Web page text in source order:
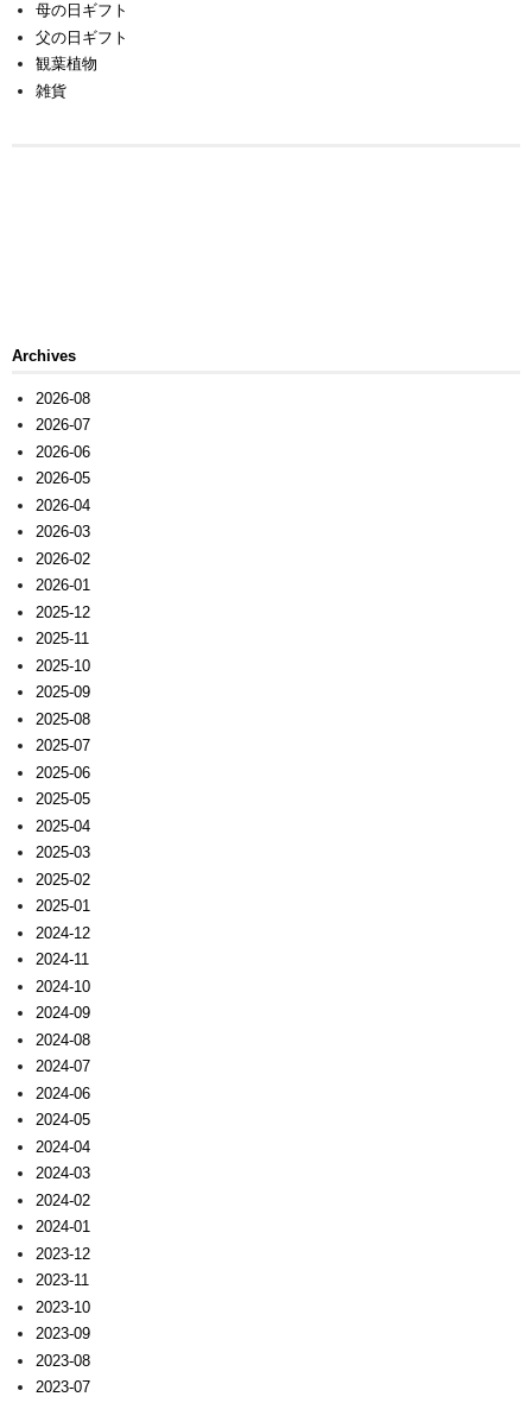
母の日ギフト
父の日ギフト
観葉植物
雑貨
Archives
2026-08
2026-07
2026-06
2026-05
2026-04
2026-03
2026-02
2026-01
2025-12
2025-11
2025-10
2025-09
2025-08
2025-07
2025-06
2025-05
2025-04
2025-03
2025-02
2025-01
2024-12
2024-11
2024-10
2024-09
2024-08
2024-07
2024-06
2024-05
2024-04
2024-03
2024-02
2024-01
2023-12
2023-11
2023-10
2023-09
2023-08
2023-07